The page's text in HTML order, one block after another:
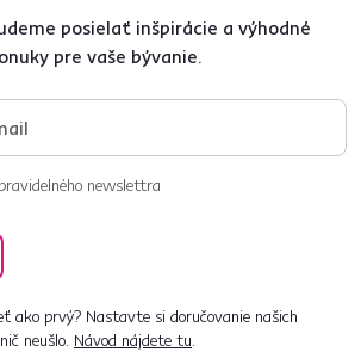
posielať inšpirácie a výhodné
pre vaše bývanie.
newslettra
ako prvý? Nastavte si doručovanie našich
neušlo. Návod nájdete tu.